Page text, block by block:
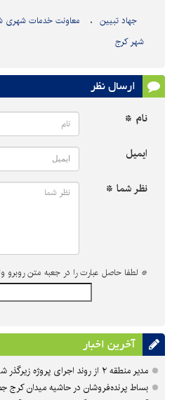
جهاد تبیین معاونت خدمات شهری
شهر کرج
ارسال نظر
نام *
ایمیل
نظر شما *
* لطفا حاصل عبارت را در جعبه متن روبرو
آخرین اخبار
مدیر منطقه ۲ از روند اجرای پروژه زیرگذر شیخ‌آباد بازدید کرد
بساط پرنده‌فروشان در حاشیه میدان کرج